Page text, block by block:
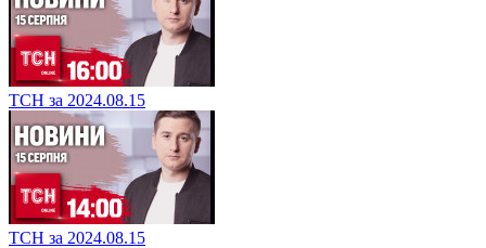
ТСН за 2024.08.15
ТСН за 2024.08.15